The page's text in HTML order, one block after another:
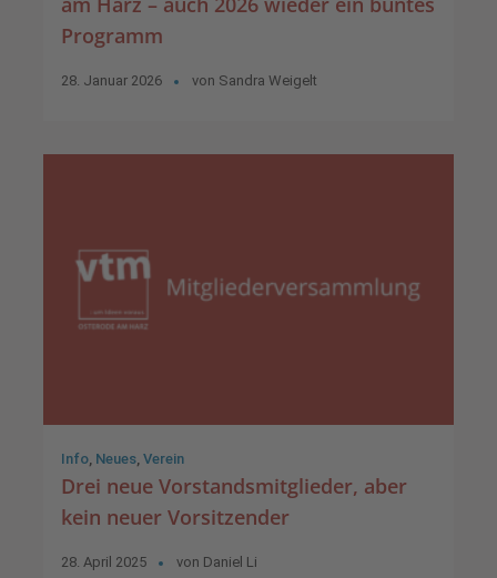
Programm
28. Januar 2026 von Sandra Weigelt
Info, Neues, Verein
Drei neue Vorstandsmitglieder, aber
kein neuer Vorsitzender
28. April 2025 von Daniel Li